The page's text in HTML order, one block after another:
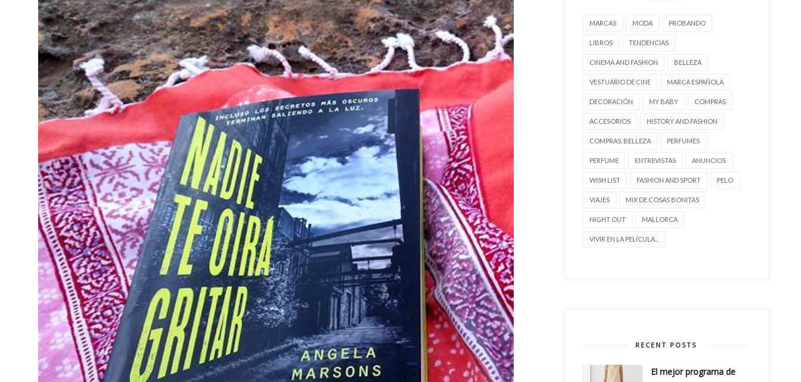
MARCAS MODA PROBANDO
LIBROS TENDENCIAS
CINEMA AND FASHION BELLEZA
VESTUARIO DE CINE MARCA ESPAÑOLA
DECORACIÓN MY BABY COMPRAS
ACCESORIOS HISTORY AND FASHION
COMPRAS. BELLEZA PERFUMES
PERFUME ENTREVISTAS ANUNCIOS
WISH LIST FASHION AND SPORT PELO
VIAJES MIX DE COSAS BONITAS
NIGHT OUT MALLORCA
VIVIR EN LA PELÍCULA...
RECENT POSTS
El mejor programa de